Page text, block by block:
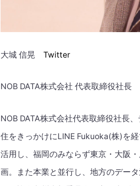
大城 信晃 Twitter
NOB DATA株式会社 代表取締役社長
NOB DATA株式会社代表取締役社長
住をきっかけにLINE Fukuoka(株)を
活用し、福岡のみならず東京・大阪
画。また本業と並行し、地方のデー